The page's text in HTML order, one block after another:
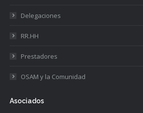
Delegaciones
RR.HH
Prestadores
OSAM y la Comunidad
Asociados